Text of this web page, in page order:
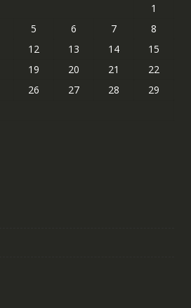
1
5 6 7
8
12 13 14
15
19 20 21
22
26 27 28
29